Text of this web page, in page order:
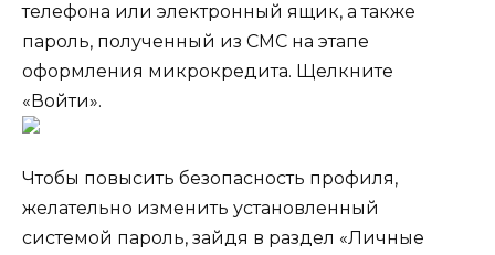
телефона или электронный ящик, а также
пароль, полученный из СМС на этапе
оформления микрокредита. Щелкните
«Войти».
Чтобы повысить безопасность профиля,
желательно изменить установленный
системой пароль, зайдя в раздел «Личные